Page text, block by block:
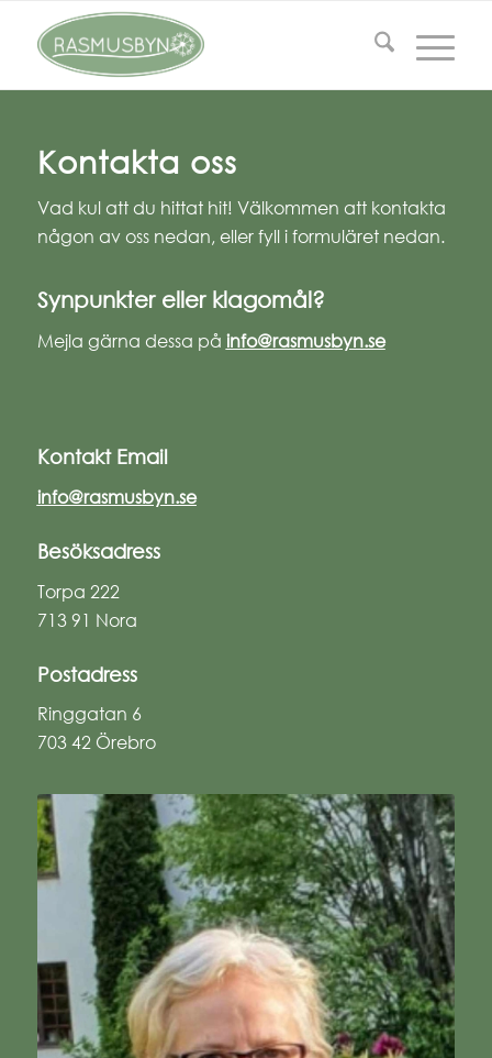
Kontakta oss
Vad kul att du hittat hit! Välkommen att kontakta
någon av oss nedan, eller fyll i formuläret nedan.
Synpunkter eller klagomål?
Mejla gärna dessa på info@rasmusbyn.se
Kontakt Email
info@rasmusbyn.se
Besöksadress
Torpa 222
713 91 Nora
Postadress
Ringgatan 6
703 42 Örebro